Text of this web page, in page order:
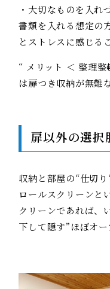
・大切なものを入れ
書類を入れる想定の
とストレスに感じる
“ メリット ＜ 整理
は扉つき収納が無難
扉以外の選択
収納と部屋の“仕切
ロールスクリーンと
クリーンであれば、
下して隠す”ほぼオー